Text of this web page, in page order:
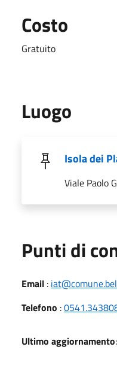
Costo
Gratuito
Luogo
Isola dei
Viale Paolo
Punti di
Email :
Telefono :
Ultimo aggiornamento